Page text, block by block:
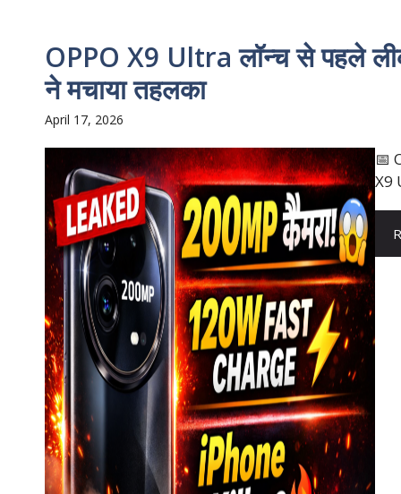
OPPO X9 Ultra लॉन्च से पहले
ने मचाया तहलका
April 17, 2026
📅
X9